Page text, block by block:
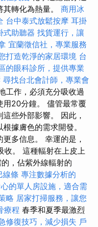
轉化為熱量。 商用冰
台中泰式放鬆按摩 耳掛
式助聽器 找貨運行，讓
宜蘭徵信社，專業服務
打造乾淨的家居環境 台
的眼科診所，提供專業
尋找台北會計師，專業會
工作，必須充分吸收過
用20分鐘。 儘管最常覆
些外部影響。 因此，
據膚色的需求開發。
多信息。 幸運的是，
收。 這種輻射在上皮上
，佔紫外線輻射的
線條 專注數據分析的
的單人房設施，適合需
略 居家打掃服務，讓您
療程 春季和夏季最激烈
修復技巧，減少損失 戶